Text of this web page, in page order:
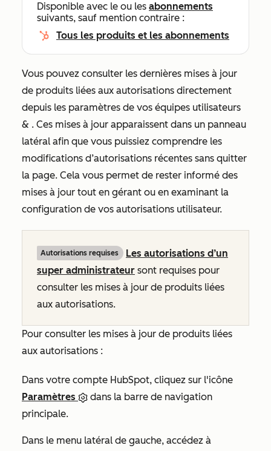
Disponible avec le ou les abonnements
suivants, sauf mention contraire :
Tous les produits et les abonnements
Vous pouvez consulter les dernières mises à jour
de produits liées aux autorisations directement
depuis les paramètres de vos équipes utilisateurs
& . Ces mises à jour apparaissent dans un panneau
latéral afin que vous puissiez comprendre les
modifications d’autorisations récentes sans quitter
la page. Cela vous permet de rester informé des
mises à jour tout en gérant ou en examinant la
configuration de vos autorisations utilisateur.
Autorisations requises
Les autorisations d’un
super administrateur sont requises pour
consulter les mises à jour de produits liées
aux autorisations.
Pour consulter les mises à jour de produits liées
aux autorisations :
Dans votre compte HubSpot, cliquez sur l'icône
Paramètres
dans la barre de navigation
principale.
Dans le menu latéral de gauche, accédez à